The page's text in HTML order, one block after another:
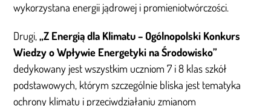
wykorzystana energii jądrowej i promieniotwórczości.
Drugi,„Z Energią dla Klimatu – Ogólnopolski Konkurs
Wiedzy o Wpływie Energetyki na Środowisko”
dedykowany jest wszystkim uczniom 7 i 8 klas szkół
podstawowych, którym szczególnie bliska jest tematyka
ochrony klimatu i przeciwdziałaniu zmianom